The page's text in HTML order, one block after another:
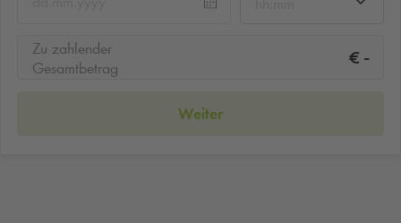
Zu zahlender
Gesamtbetrag
€ -
Weiter